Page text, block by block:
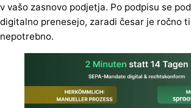
v vašo zasnovo podjetja. Po podpisu se
digitalno prenesejo, zaradi česar je ročno
nepotrebno.